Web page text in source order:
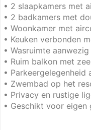
• 2 slaapkamers met
• 2 badkamers met
• Woonkamer met
• Keuken verbonden
• Wasruimte aanwezig
• Ruim balkon met
• Parkeergelegenheid
• Zwembad op het
• Privacy en rustige
• Geschikt voor eigen